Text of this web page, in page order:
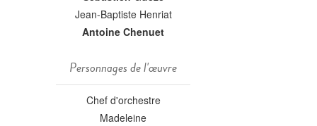
Jean-Baptiste Henriat
Antoine Chenuet
Personnages de l'œuvre
Chef d'orchestre
Madeleine